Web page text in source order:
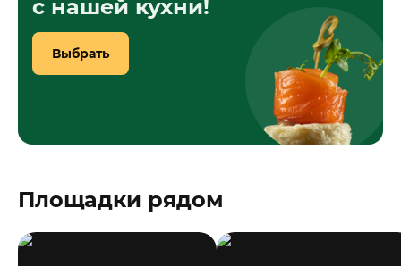
с нашей кухни!
Выбрать
Площадки рядом